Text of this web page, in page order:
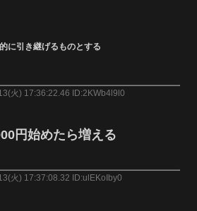
に引き継げるものとする
火) 17:36:22.46 ID:2KWb4l9l0
円始めたら増える
火) 17:37:08.32 ID:ulEKoIby0